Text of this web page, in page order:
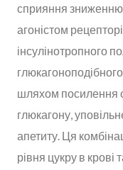
сприяння зниженню
агоністом
інсулінотропного
шляхом посилення
глюкагону,
апетиту. Ця
рівня цукру в